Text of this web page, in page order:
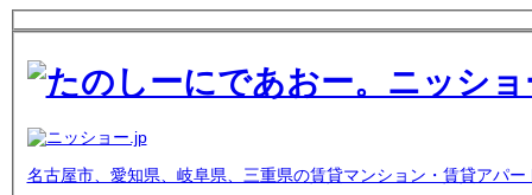
名古屋市、愛知県、岐阜県、三重県の賃貸マンション・賃貸アパー